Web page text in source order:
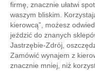
firmę, znacznie ułatwi
waszym bliskim.
kierowcą”, możesz
jeździć do znanych
Jastrzębie-Zdrój,
Zamówić wynajem z
znacznie mniej, niż